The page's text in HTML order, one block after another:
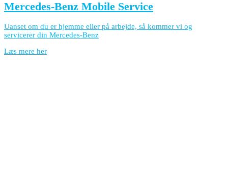
Mercedes-Benz Mobile Service
Uanset om du er hjemme eller på arbejde, så kommer vi og
servicerer din Mercedes-Benz
Læs mere her